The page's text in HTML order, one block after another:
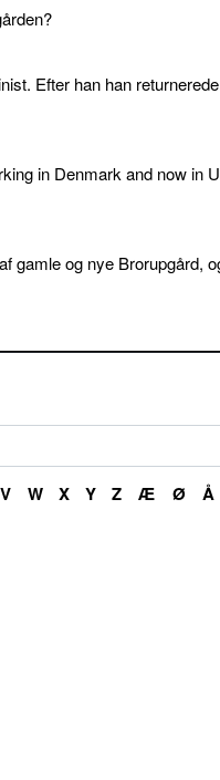
Efter han han
in Denmark and now in
gamle og nye Brorupgård,
V W X Y Z Æ Ø Å